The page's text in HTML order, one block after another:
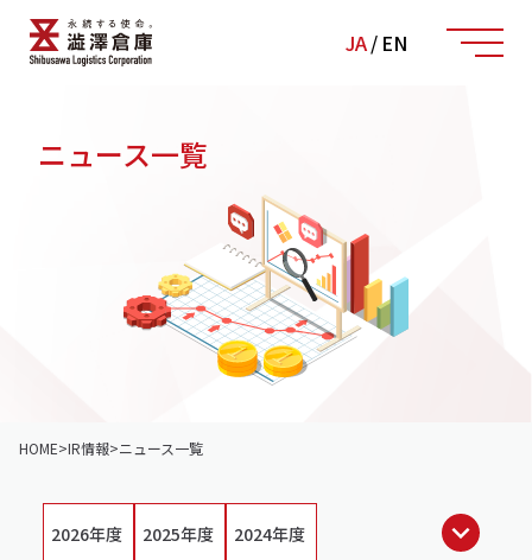
JA/ EN
ニュース一覧
HOME>IR情報>ニュース一覧
2026年度 2025年度 2024年度